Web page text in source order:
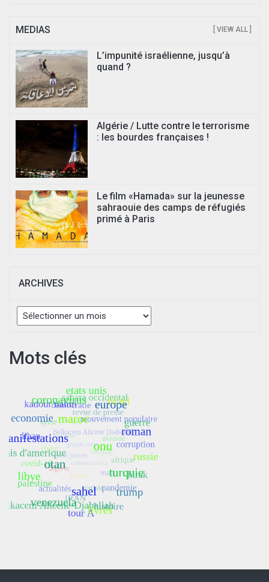
MEDIAS [ VIEW ALL ]
L’impunité israélienne, jusqu’à
quand ?
Algérie / Lutte contre le terrorisme
: les bourdes françaises !
Le film «Hamada» sur la jeunesse
sahraouie des camps de réfugiés
primé à Paris
ARCHIVES
Archives
Mots clés